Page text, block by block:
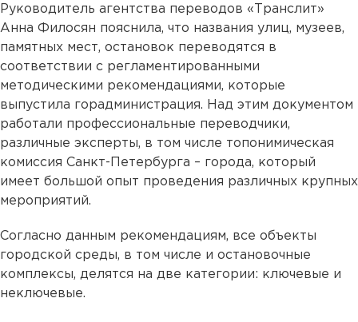
Руководитель агентства переводов «Транслит»
Анна Филосян пояснила, что названия улиц, музеев,
памятных мест, остановок переводятся в
соответствии с регламентированными
методическими рекомендациями, которые
выпустила горадминистрация. Над этим документом
работали профессиональные переводчики,
различные эксперты, в том числе топонимическая
комиссия Санкт-Петербурга – города, который
имеет большой опыт проведения различных крупных
мероприятий.
Согласно данным рекомендациям, все объекты
городской среды, в том числе и остановочные
комплексы, делятся на две категории: ключевые и
неключевые.